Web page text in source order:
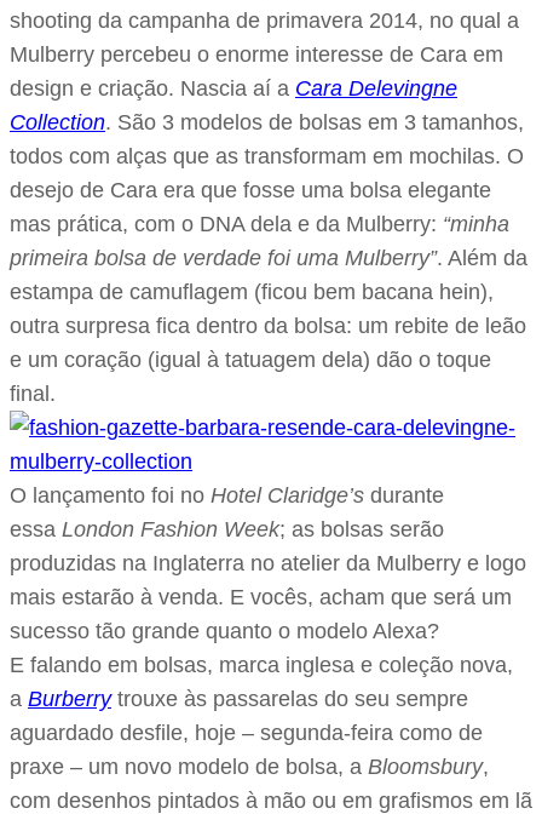
shooting da campanha de primavera 2014, no qual a
Mulberry percebeu o enorme interesse de Cara em
design e criação. Nascia aí a Cara Delevingne
Collection. São 3 modelos de bolsas em 3 tamanhos,
todos com alças que as transformam em mochilas. O
desejo de Cara era que fosse uma bolsa elegante
mas prática, com o DNA dela e da Mulberry: “minha
primeira bolsa de verdade foi uma Mulberry”. Além da
estampa de camuflagem (ficou bem bacana hein),
outra surpresa fica dentro da bolsa: um rebite de leão
e um coração (igual à tatuagem dela) dão o toque
final.
O lançamento foi no Hotel Claridge’s durante
essa London Fashion Week; as bolsas serão
produzidas na Inglaterra no atelier da Mulberry e logo
mais estarão à venda. E vocês, acham que será um
sucesso tão grande quanto o modelo Alexa?
E falando em bolsas, marca inglesa e coleção nova,
a Burberrytrouxe às passarelas do seu sempre
aguardado desfile, hoje – segunda-feira como de
praxe – um novo modelo de bolsa, a Bloomsbury,
com desenhos pintados à mão ou em grafismos em lã